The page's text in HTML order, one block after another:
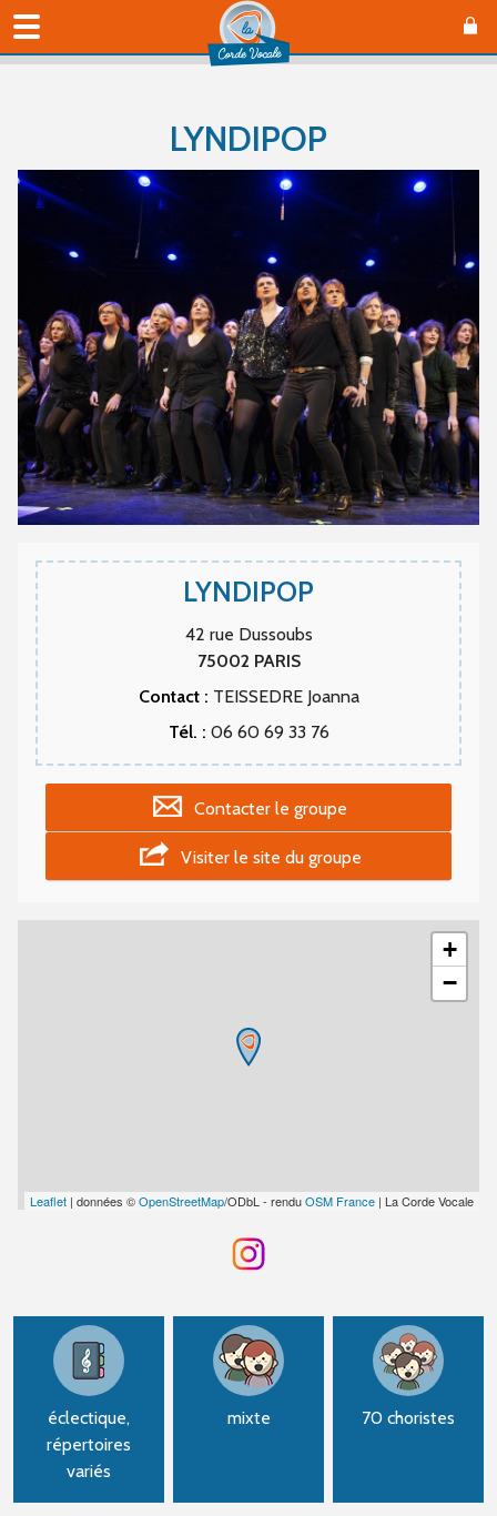
LYNDIPOP
LYNDIPOP
42 rue Dussoubs
75002 PARIS
Contact : TEISSEDRE Joanna
Tél. : 06 60 69 33 76
Contacter le groupe
Visiter le site du groupe
+
−
Leaflet | données ©OpenStreetMap/ODbL - renduOSM France | La Corde Vocale
éclectique,
répertoires
variés
mixte 70 choristes